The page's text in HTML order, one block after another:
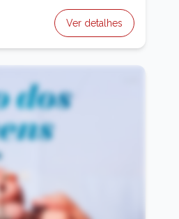
Jd. Califórnia Capela
José Ventura Pinto, 599 -
Ver detalhes